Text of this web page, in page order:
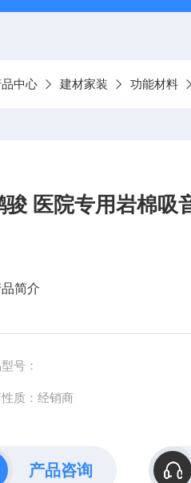
中心 建材家装 功能材料
骏 医院专用岩棉吸
简介
号：
质：经销商
产品咨询